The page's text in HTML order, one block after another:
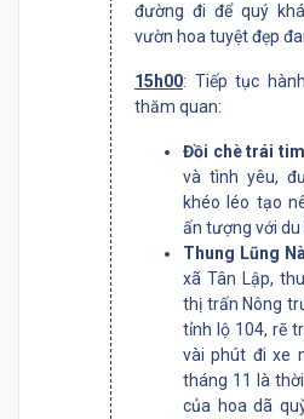
đường đi để quý
vườn hoa tuyệt đẹp
15h00: Tiếp tục
thăm quan:
Đồi chè trái tim
và tình yêu,
khéo léo tạo
ấn tượng với du
Thung Lũng
xã Tân Lập,
thị trấn Nông
tỉnh lộ 104, rẽ
vài phút đi xe
tháng 11 là
của hoa dã